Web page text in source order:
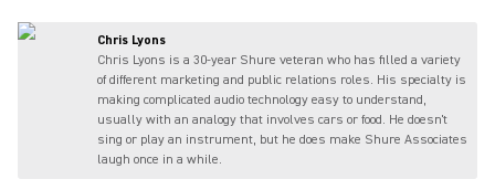
Chris Lyons
Chris Lyons is a 30-year Shure veteran who has filled a variety
of different marketing and public relations roles. His specialty is
making complicated audio technology easy to understand,
usually with an analogy that involves cars or food. He doesn't
sing or play an instrument, but he does make Shure Associates
laugh once in a while.